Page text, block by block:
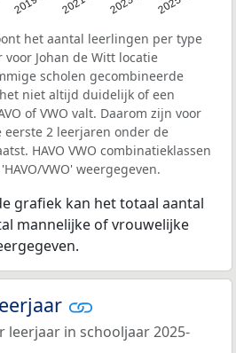
het aantal leerlingen per type
Johan de Witt locatie
scholen gecombineerde
niet altijd duidelijk of een
of VWO valt. Daarom zijn voor
eerste 2 leerjaren onder de
HAVO VWO combinatieklassen
VWO' weergegeven.
grafiek kan het totaal aantal
mannelijke of vrouwelijke
leerjaar in schooljaar 2025-